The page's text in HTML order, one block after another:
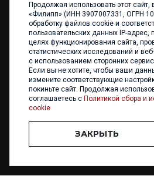
+7 (4012) 960
236017
ул. Каштановая
Телефон: +7 4012
+7 4012 960
Написать нам
ООО «ФИЛИПП» © 2013 - 2026.
Разработка и
Продолжая использовать этот
«Филипп» (ИНН 3907007331, ОГРН
обработку файлов cookie и
пользовательских данных IP-адрес,
целях функционирования сайта,
статистических исследований и
с использованием сторонних
Если вы не хотите, чтобы ваши
измените соответствующие
покиньте сайт. Продолжая
соглашаетесь с Политикой сбора и
cookie
ЗАКРЫТЬ